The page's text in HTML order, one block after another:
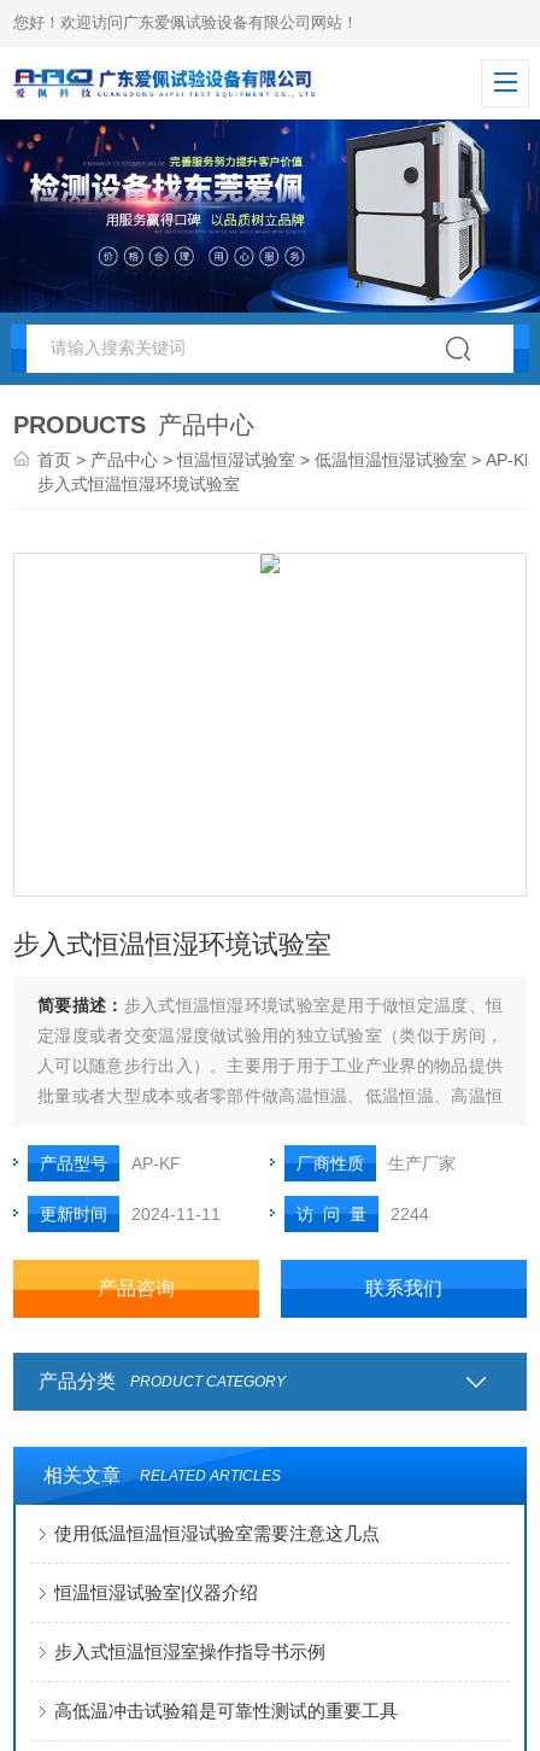
您好！欢迎访问广东爱佩试验设备有限公司网站！
PRODUCTS 产品中心
首页 > 产品中心 >恒温恒湿试验室 >低温恒温恒湿试验室 > AP-KF
步入式恒温恒湿环境试验室
步入式恒温恒湿环境试验室
简要描述： 步入式恒温恒湿环境试验室是用于做恒定温度、恒
定湿度或者交变温湿度做试验用的独立试验室（类似于房间，
人可以随意步行出入）。主要用于用于工业产业界的物品提供
批量或者大型成本或者零部件做高温恒温、低温恒温、高温恒
验。此设备容积较大、有的类似房间大小、有的类似于房子大
小，人甚至可以像进房间的室内一样可以自由活动，一般只根
据客户需求的试验室尺寸大小与温湿
产品型号 AP-KF 厂商性质 生产厂家
更新时间 2024-11-11 访 问 量 2244
产品咨询 联系我们
产品分类 PRODUCT CATEGORY
相关文章 RELATED ARTICLES
使用低温恒温恒湿试验室需要注意这几点
恒温恒湿试验室|仪器介绍
步入式恒温恒湿室操作指导书示例
高低温冲击试验箱是可靠性测试的重要工具